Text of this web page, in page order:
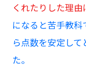
くれたりした理由
になると苦手教
ら点数を安定し
た。